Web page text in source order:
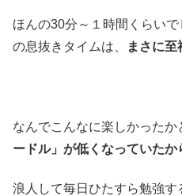
ほんの30分～１時間くらい
の息抜きタイムは、
まさに至
なんでこんなに楽しかったか
ードル」が低くなっていたか
浪人して毎日ひたすら勉強